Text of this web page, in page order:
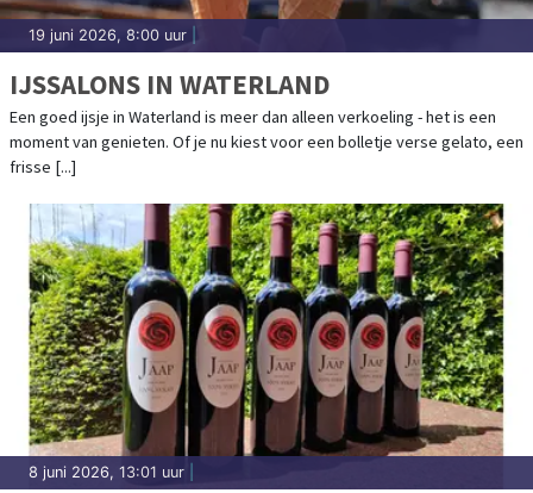
19 juni 2026, 8:00 uur
IJSSALONS IN WATERLAND
Een goed ijsje in Waterland is meer dan alleen verkoeling - het is een
moment van genieten. Of je nu kiest voor een bolletje verse gelato, een
frisse [...]
8 juni 2026, 13:01 uur